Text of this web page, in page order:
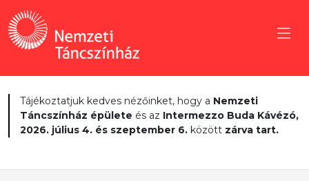
Tájékoztatjuk kedves nézőinket, hogy a Nemzeti
Táncszínház épülete és az Intermezzo Buda Kávézó,
2026. július 4. és szeptember 6. között zárva tart.